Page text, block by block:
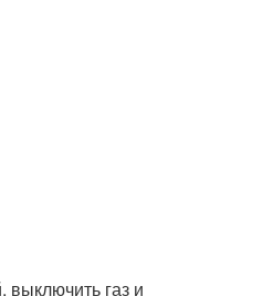
выключить газ и